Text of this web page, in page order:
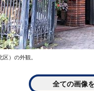
）の外観。
全ての画像